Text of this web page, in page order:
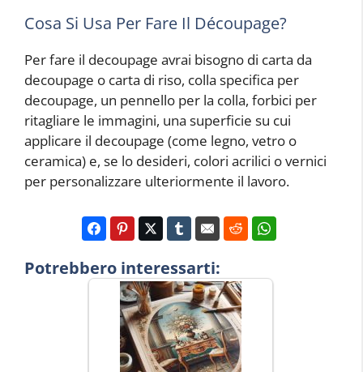
Cosa Si Usa Per Fare Il Découpage?
Per fare il decoupage avrai bisogno di carta da
decoupage o carta di riso, colla specifica per
decoupage, un pennello per la colla, forbici per
ritagliare le immagini, una superficie su cui
applicare il decoupage (come legno, vetro o
ceramica) e, se lo desideri, colori acrilici o vernici
per personalizzare ulteriormente il lavoro.
Potrebbero interessarti: